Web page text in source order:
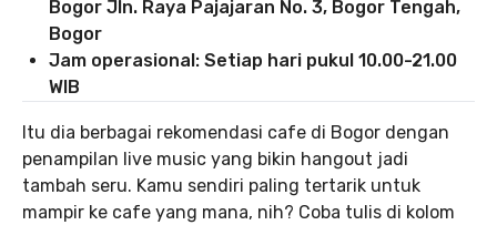
Bogor Jln. Raya Pajajaran No. 3, Bogor Tengah,
Bogor
Jam operasional: Setiap hari pukul 10.00-21.00
WIB
Itu dia berbagai rekomendasi cafe di Bogor dengan
penampilan live music yang bikin hangout jadi
tambah seru. Kamu sendiri paling tertarik untuk
mampir ke cafe yang mana, nih? Coba tulis di kolom